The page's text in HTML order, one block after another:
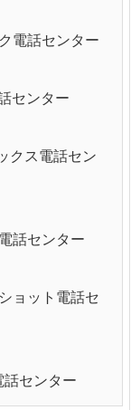
電話センター
センター
クス電話セン
話センター
ョット電話セ
センター